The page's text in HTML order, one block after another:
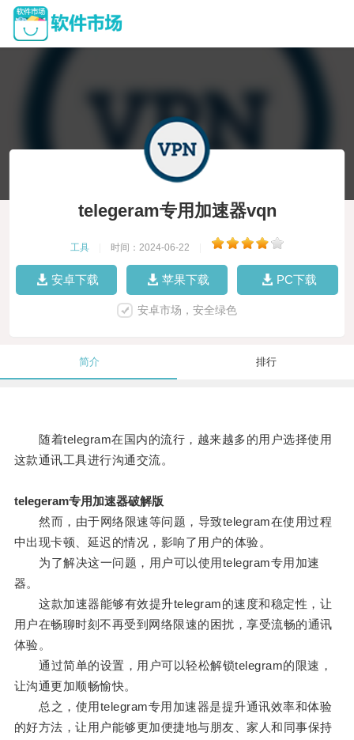
telegeram专用加速器vqn
工具 时间：2024-06-22
安卓下载 苹果下载 PC下载
安卓市场，安全绿色
简介 排行
随着telegram在国内的流行，越来越多的用户选择使用
这款通讯工具进行沟通交流。
telegeram专用加速器破解版
然而，由于网络限速等问题，导致telegram在使用过程
中出现卡顿、延迟的情况，影响了用户的体验。
为了解决这一问题，用户可以使用telegram专用加速
器。
这款加速器能够有效提升telegram的速度和稳定性，让
用户在畅聊时刻不再受到网络限速的困扰，享受流畅的通讯
体验。
通过简单的设置，用户可以轻松解锁telegram的限速，
让沟通更加顺畅愉快。
总之，使用telegram专用加速器是提升通讯效率和体验
的好方法，让用户能够更加便捷地与朋友、家人和同事保持